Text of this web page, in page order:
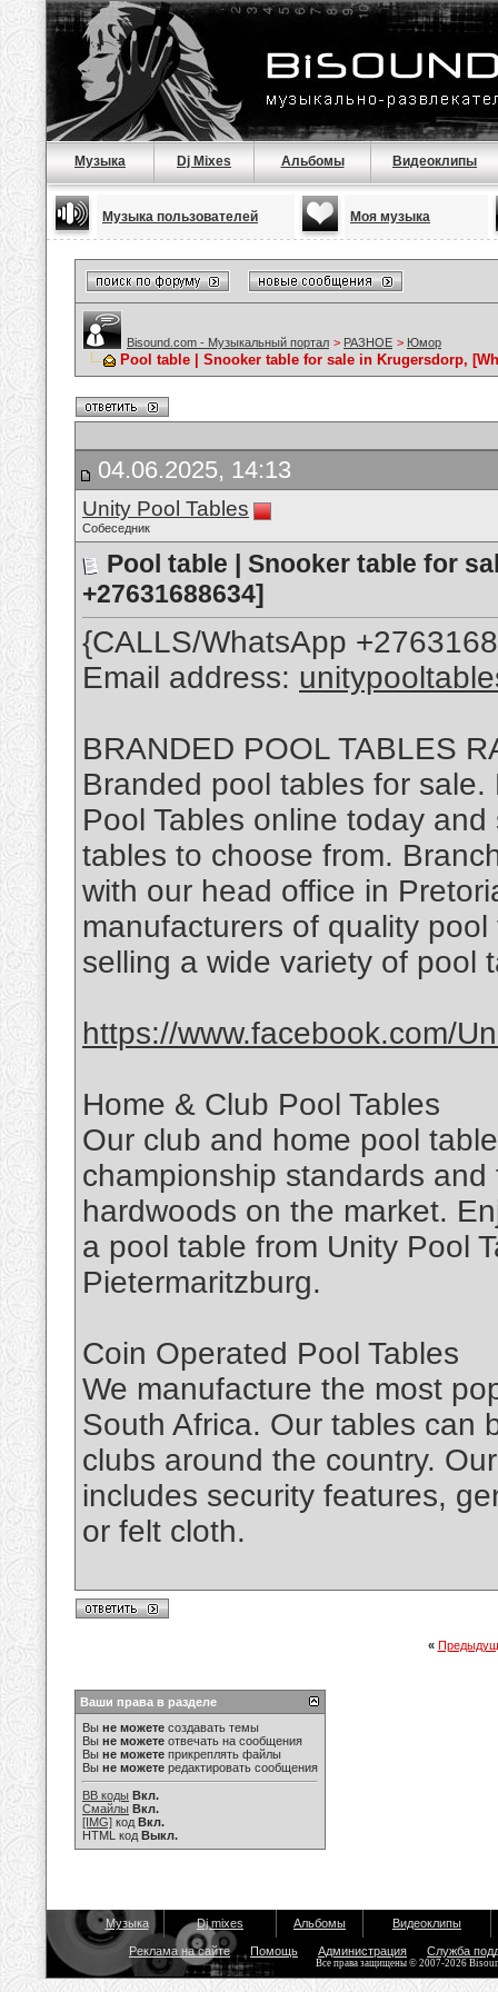
Музыка Dj Mixes Альбомы Видеоклипы
Музыка пользователей Моя музыка
Bisound.com - Музыкальный портал > РАЗНОЕ > Юмор
Pool table | Snooker table for sale in Krugersdorp,
04.06.2025, 14:13
Unity Pool Tables
Собеседник
Pool table | Snooker table for
+27631688634]
{CALLS/WhatsApp
Email address:
BRANDED POOL TABLES
Branded pool tables for
Pool Tables online today
tables to choose from.
with our head office in
manufacturers of quality
selling a wide variety of pool
https://www.facebook.com/
Home & Club Pool Tables
Our club and home pool
championship standards
hardwoods on the market.
a pool table from Unity Pool
Pietermaritzburg.
Coin Operated Pool Tables
We manufacture the most
South Africa. Our tables can
clubs around the country.
includes security features,
or felt cloth.
«
Ваши права в разделе
Вы не можете создавать темы
Вы не можете отвечать на сообщения
Вы не можете прикреплять файлы
Вы не можете редактировать сообщения
BB коды Вкл.
Смайлы Вкл.
[IMG] код Вкл.
HTML код Выкл.
Музыка Dj mixes Альбомы Видеоклипы
Реклама на сайте Помощь Администрация Служба
Все права защищены © 2007-2026